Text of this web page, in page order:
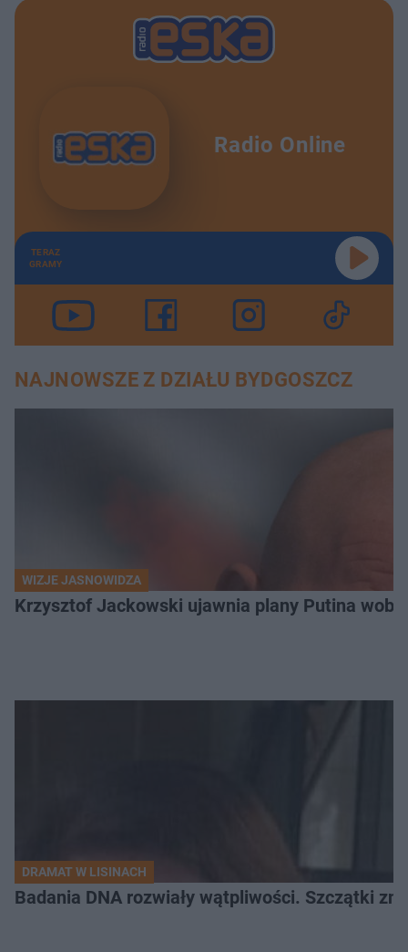
Radio Online
TERAZ
GRAMY
NAJNOWSZE Z DZIAŁU BYDGOSZCZ
WIZJE JASNOWIDZA
Krzysztof Jackowski ujawnia plany Putina
DRAMAT W LISINACH
Badania DNA rozwiały wątpliwości. Szczątki